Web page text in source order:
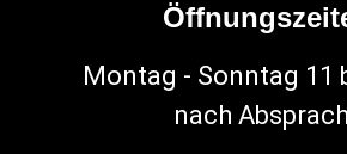
Montag - Sonntag 11
nach